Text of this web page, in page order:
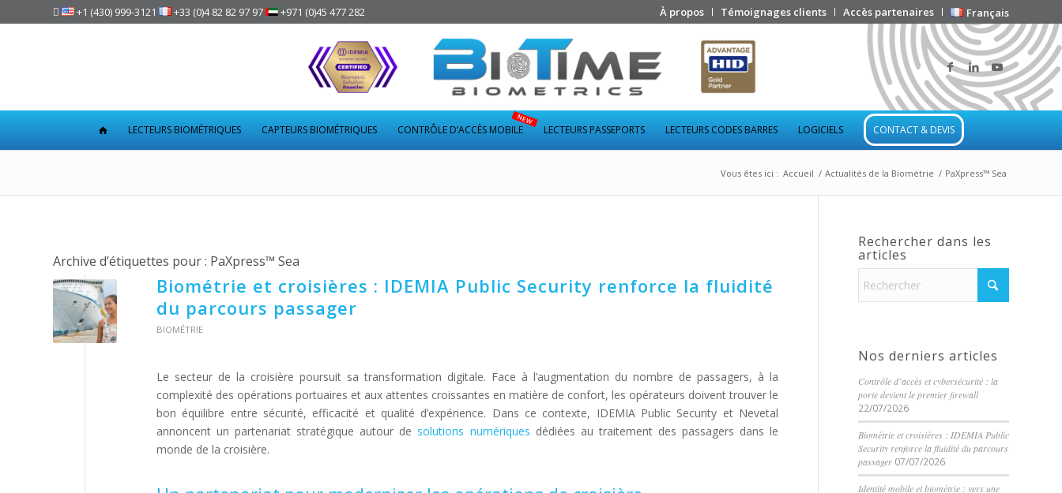
À propos Témoignages clients Accès partenaires Français
 +1 (430) 999-3121 +33 (0)4 82 82 97 97 +971 (0)45 477 282
LECTEURS BIOMÉTRIQUES CAPTEURS BIOMÉTRIQUES CONTRÔLE D’ACCÈS MOBILE LECTEURS PASSEPORTS LECTEURS CODES BARRES LOGICIELS CONTACT & DEVIS
Vous êtes ici : Accueil / Actualités de la Biométrie / PaXpress™ Sea
Archive d’étiquettes pour : PaXpress™ Sea
Biométrie et croisières : IDEMIA Public Security renforce la fluidité
du parcours passager
BIOMÉTRIE
Le secteur de la croisière poursuit sa transformation digitale. Face à l’augmentation du nombre de passagers, à la
complexité des opérations portuaires et aux attentes croissantes en matière de confort, les opérateurs doivent trouver le
bon équilibre entre sécurité, efficacité et qualité d’expérience. Dans ce contexte, IDEMIA Public Security et Nevetal
annoncent un partenariat stratégique autour de solutions numériques dédiées au traitement des passagers dans le
monde de la croisière.
Rechercher dans les
articles
Nos derniers articles
Contrôle d’accès et cybersécurité : la
porte devient le premier firewall
22/07/2026
Biométrie et croisières : IDEMIA Public
Security renforce la fluidité du parcours
passager 07/07/2026
Identité mobile et biométrie : vers une